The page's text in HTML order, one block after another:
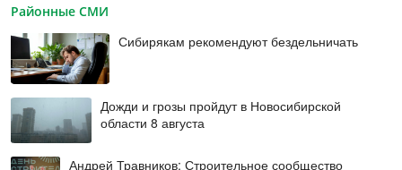
Районные СМИ
Сибирякам рекомендуют бездельничать
Дожди и грозы пройдут в Новосибирской
области 8 августа
Андрей Травников: Строительное сообщество